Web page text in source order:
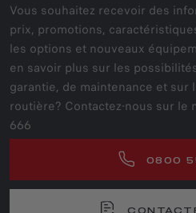
Vous souhaitez recevoir des
prix, promotions,
les options et nouveaux
en savoir plus sur les
garantie, de maintenance et sur
routière? Contactez-nous sur le
666
0800